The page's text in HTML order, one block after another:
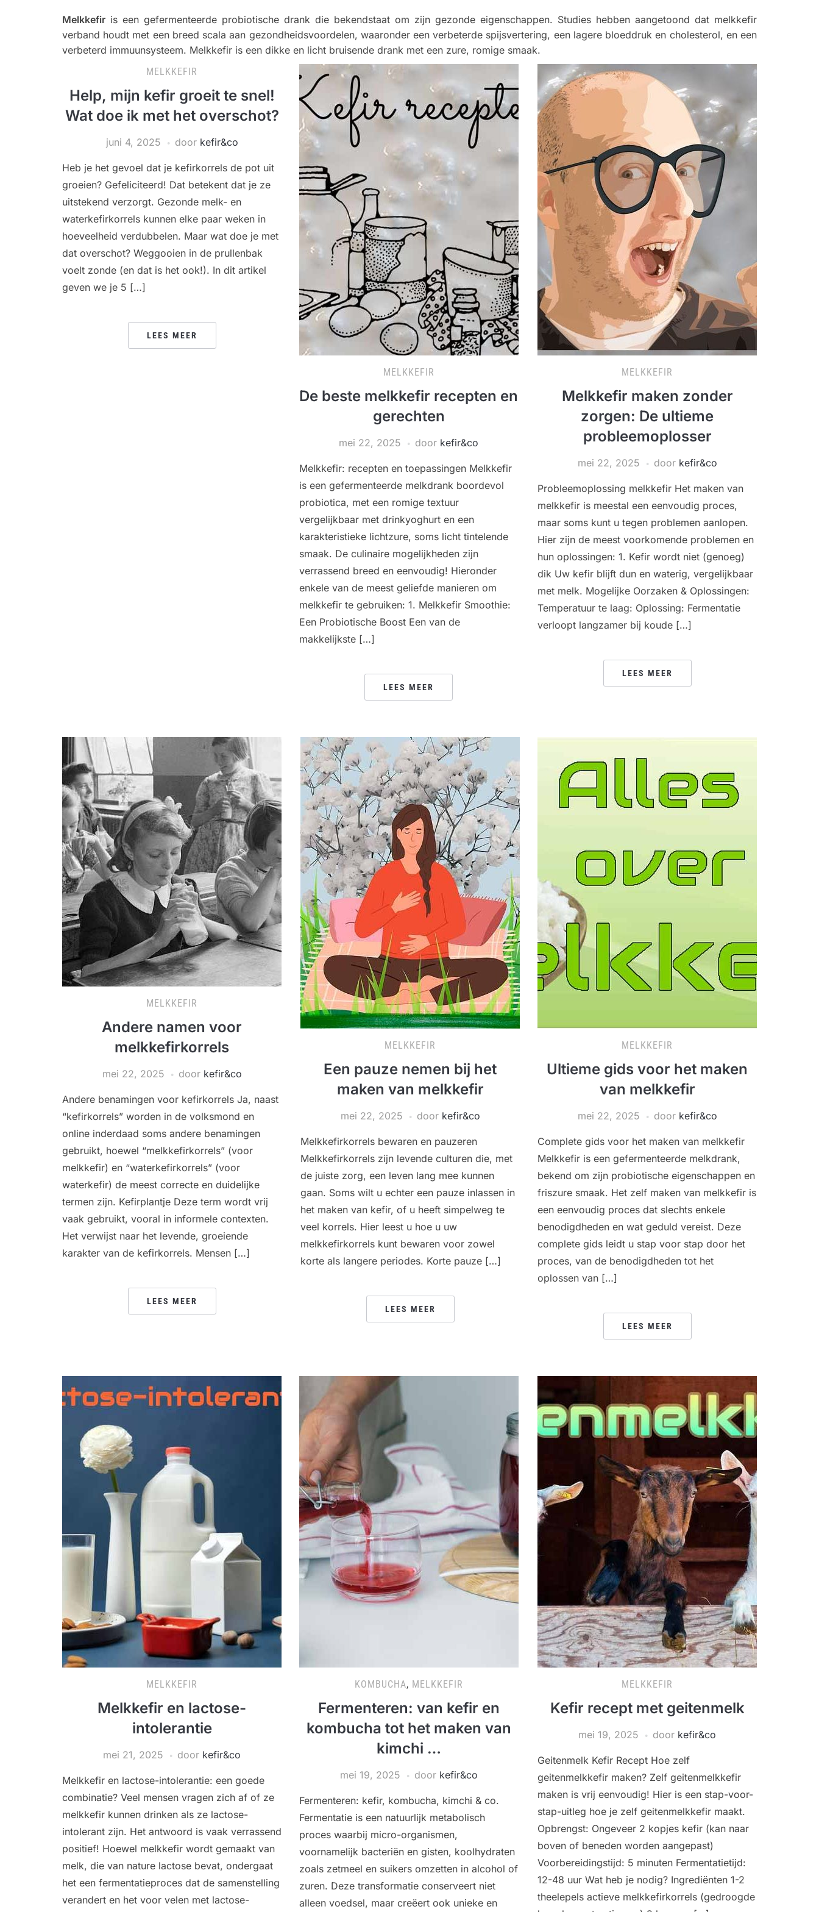
Melkkefir is een gefermenteerde probiotische drank die bekendstaat om zijn gezonde eigenschappen. Studies hebben aangetoond dat melkkefir
verband houdt met een breed scala aan gezondheidsvoordelen, waaronder een verbeterde spijsvertering, een lagere bloeddruk en cholesterol, en een
verbeterd immuunsysteem. Melkkefir is een dikke en licht bruisende drank met een zure, romige smaak.
MELKKEFIR
Help, mijn kefir groeit te snel!
Wat doe ik met het overschot?
juni 4, 2025 door kefir&co
Heb je het gevoel dat je kefirkorrels de pot uit
groeien? Gefeliciteerd! Dat betekent dat je ze
uitstekend verzorgt. Gezonde melk- en
waterkefirkorrels kunnen elke paar weken in
hoeveelheid verdubbelen. Maar wat doe je met
dat overschot? Weggooien in de prullenbak
voelt zonde (en dat is het ook!). In dit artikel
geven we je 5 […]
LEES MEER
MELKKEFIR
De beste melkkefir recepten en
gerechten
mei 22, 2025 door kefir&co
Melkkefir: recepten en toepassingen Melkkefir
is een gefermenteerde melkdrank boordevol
probiotica, met een romige textuur
vergelijkbaar met drinkyoghurt en een
karakteristieke lichtzure, soms licht tintelende
smaak. De culinaire mogelijkheden zijn
verrassend breed en eenvoudig! Hieronder
enkele van de meest geliefde manieren om
melkkefir te gebruiken: 1. Melkkefir Smoothie:
Een Probiotische Boost Een van de
makkelijkste […]
LEES MEER
MELKKEFIR
Melkkefir maken zonder
zorgen: De ultieme
probleemoplosser
mei 22, 2025 door kefir&co
Probleemoplossing melkkefir Het maken van
melkkefir is meestal een eenvoudig proces,
maar soms kunt u tegen problemen aanlopen.
Hier zijn de meest voorkomende problemen en
hun oplossingen: 1. Kefir wordt niet (genoeg)
dik Uw kefir blijft dun en waterig, vergelijkbaar
met melk. Mogelijke Oorzaken & Oplossingen:
Temperatuur te laag: Oplossing: Fermentatie
verloopt langzamer bij koude […]
LEES MEER
MELKKEFIR
Andere namen voor
melkkefirkorrels
mei 22, 2025 door kefir&co
Andere benamingen voor kefirkorrels Ja, naast
“kefirkorrels” worden in de volksmond en
online inderdaad soms andere benamingen
gebruikt, hoewel “melkkefirkorrels” (voor
melkkefir) en “waterkefirkorrels” (voor
waterkefir) de meest correcte en duidelijke
termen zijn. Kefirplantje Deze term wordt vrij
vaak gebruikt, vooral in informele contexten.
Het verwijst naar het levende, groeiende
karakter van de kefirkorrels. Mensen […]
LEES MEER
MELKKEFIR
Een pauze nemen bij het
maken van melkkefir
mei 22, 2025 door kefir&co
Melkkefirkorrels bewaren en pauzeren
Melkkefirkorrels zijn levende culturen die, met
de juiste zorg, een leven lang mee kunnen
gaan. Soms wilt u echter een pauze inlassen in
het maken van kefir, of u heeft simpelweg te
veel korrels. Hier leest u hoe u uw
melkkefirkorrels kunt bewaren voor zowel
korte als langere periodes. Korte pauze […]
LEES MEER
MELKKEFIR
Ultieme gids voor het maken
van melkkefir
mei 22, 2025 door kefir&co
Complete gids voor het maken van melkkefir
Melkkefir is een gefermenteerde melkdrank,
bekend om zijn probiotische eigenschappen en
friszure smaak. Het zelf maken van melkkefir is
een eenvoudig proces dat slechts enkele
benodigdheden en wat geduld vereist. Deze
complete gids leidt u stap voor stap door het
proces, van de benodigdheden tot het
oplossen van […]
LEES MEER
MELKKEFIR
Melkkefir en lactose-
intolerantie
mei 21, 2025 door kefir&co
Melkkefir en lactose-intolerantie: een goede
combinatie? Veel mensen vragen zich af of ze
melkkefir kunnen drinken als ze lactose-
intolerant zijn. Het antwoord is vaak verrassend
positief! Hoewel melkkefir wordt gemaakt van
melk, die van nature lactose bevat, ondergaat
het een fermentatieproces dat de samenstelling
verandert en het voor velen met lactose-
KOMBUCHA, MELKKEFIR
Fermenteren: van kefir en
kombucha tot het maken van
kimchi …
mei 19, 2025 door kefir&co
Fermenteren: kefir, kombucha, kimchi & co.
Fermentatie is een natuurlijk metabolisch
proces waarbij micro-organismen,
voornamelijk bacteriën en gisten, koolhydraten
zoals zetmeel en suikers omzetten in alcohol of
zuren. Deze transformatie conserveert niet
alleen voedsel, maar creëert ook unieke en
MELKKEFIR
Kefir recept met geitenmelk
mei 19, 2025 door kefir&co
Geitenmelk Kefir Recept Hoe zelf
geitenmelkkefir maken? Zelf geitenmelkkefir
maken is vrij eenvoudig! Hier is een stap-voor-
stap-uitleg hoe je zelf geitenmelkkefir maakt.
Opbrengst: Ongeveer 2 kopjes kefir (kan naar
boven of beneden worden aangepast)
Voorbereidingstijd: 5 minuten Fermentatietijd:
12-48 uur Wat heb je nodig? Ingrediënten 1-2
theelepels actieve melkkefirkorrels (gedroogde